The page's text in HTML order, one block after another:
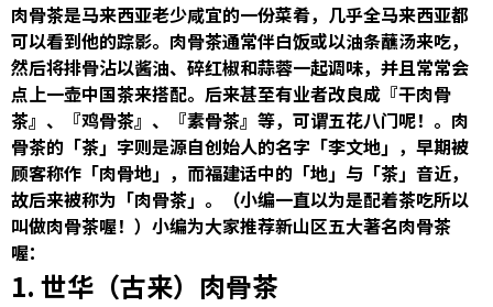
肉骨茶是马来西亚老少咸宜的一份菜肴，几乎全马来西亚都
可以看到他的踪影。肉骨茶通常伴白饭或以油条蘸汤来吃，
然后将排骨沾以酱油、碎红椒和蒜蓉一起调味，并且常常会
点上一壶中国茶来搭配。后来甚至有业者改良成『干肉骨
茶』、『鸡骨茶』、『素骨茶』等，可谓五花八门呢！。肉
骨茶的「茶」字则是源自创始人的名字「李文地」，早期被
顾客称作「肉骨地」，而福建话中的「地」与「茶」音近，
故后来被称为「肉骨茶」。（小编一直以为是配着茶吃所以
叫做肉骨茶喔！）小编为大家推荐新山区五大著名肉骨茶
喔：
1. 世华（古来）肉骨茶